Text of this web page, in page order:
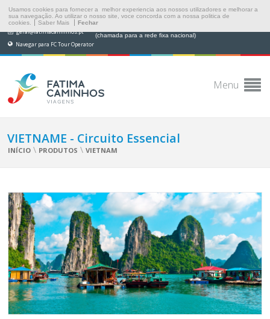
Usamos cookies para fornecer a melhor experiencia aos nossos utilizadores e melhorar a
sua navegação. Ao utilizar o nosso site, voce concorda com a nossa politica de
cookies.
Saber Mais Fechar
geral@fatimacaminhos.pt (chamada para a rede fixa nacional)
Navegar para FC Tour Operator
Menu
VIETNAME - Circuito Essencial
INÍCIO \ PRODUTOS \ VIETNAM